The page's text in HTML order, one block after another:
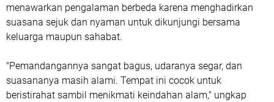
menawarkan pengalaman berbeda karena menghadirkan
suasana sejuk dan nyaman untuk dikunjungi bersama
keluarga maupun sahabat.
"Pemandangannya sangat bagus, udaranya segar, dan
suasananya masih alami. Tempat ini cocok untuk
beristirahat sambil menikmati keindahan alam," ungkap